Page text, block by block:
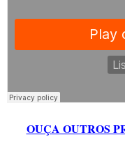
OUÇA OUTROS